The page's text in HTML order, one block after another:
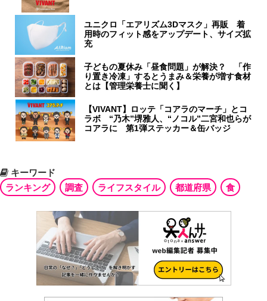
ユニクロ「エアリズム3Dマスク」再販 着
用時のフィット感をアップデート、サイズ拡
充
子どもの夏休み「昼食問題」が解決？ 「作
り置き冷凍」するとうまみ＆栄養が増す食材
とは【管理栄養士に聞く】
【VIVANT】ロッテ「コアラのマーチ」とコ
ラボ “乃木”堺雅人、“ノコル”二宮和也らが
コアラに 第1弾ステッカー＆缶バッジ
キーワード
ランキング
調査 ライフスタイル 都道府県 食